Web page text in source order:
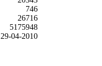
746
26716
5175948
29-04-2010